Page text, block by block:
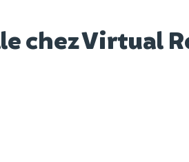
chez Virtual